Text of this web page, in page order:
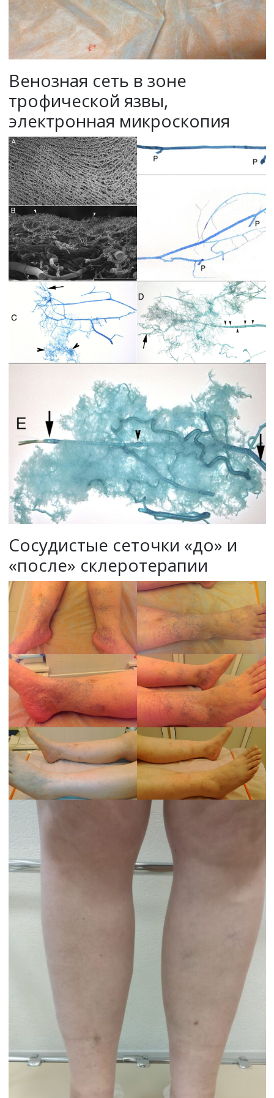
Венозная сеть в зоне
трофической язвы,
электронная микроскопия
Сосудистые сеточки «до» и
«после» склеротерапии